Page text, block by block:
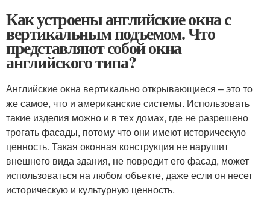
Как устроены английские окна с
вертикальным подъемом. Что
представляют собой окна
английского типа?
Английские окна вертикально открывающиеся – это то
же самое, что и американские системы. Использовать
такие изделия можно и в тех домах, где не разрешено
трогать фасады, потому что они имеют историческую
ценность. Такая оконная конструкция не нарушит
внешнего вида здания, не повредит его фасад, может
использоваться на любом объекте, даже если он несет
историческую и культурную ценность.